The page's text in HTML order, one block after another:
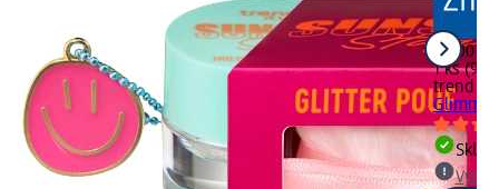
99,00 Kč
1 ks
trend !t
Glimmer